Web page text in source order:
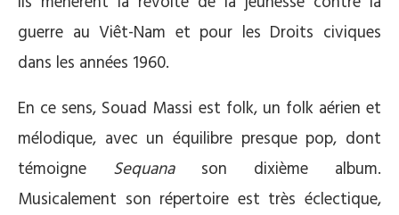
guerre au Viêt-Nam et pour les Droits civiques
dans les années 1960.
En ce sens, Souad Massi est folk, un folk aérien et
mélodique, avec un équilibre presque pop, dont
témoigne Sequanason dixième album.
Musicalement son répertoire est très éclectique,